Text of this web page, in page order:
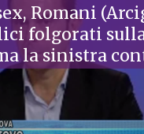
Romani
folgorati
la sinistra